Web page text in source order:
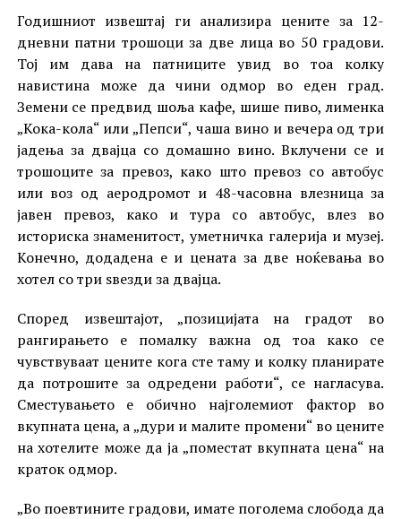
Годишниот извештај ги анализира цените за 12-
дневни патни трошоци за две лица во 50 градови.
Тој им дава на патниците увид во тоа колку
навистина може да чини одмор во еден град.
Земени се предвид шоља кафе, шише пиво, лименка
„Кока-кола“ или „Пепси“, чаша вино и вечера од три
јадења за двајца со домашно вино. Вклучени се и
трошоците за превоз, како што превоз со автобус
или воз од аеродромот и 48-часовна влезница за
јавен превоз, како и тура со автобус, влез во
историска знаменитост, уметничка галерија и музеј.
Конечно, додадена е и цената за две ноќевања во
хотел со три ѕвезди за двајца.
Според извештајот, „позицијата на градот во
рангирањето е помалку важна од тоа како се
чувствуваат цените кога сте таму и колку планирате
да потрошите за одредени работи“, се нагласува.
Сместувањето е обично најголемиот фактор во
вкупната цена, а „дури и малите промени“ во цените
на хотелите може да ја „поместат вкупната цена“ на
краток одмор.
„Во поевтините градови, имате поголема слобода да